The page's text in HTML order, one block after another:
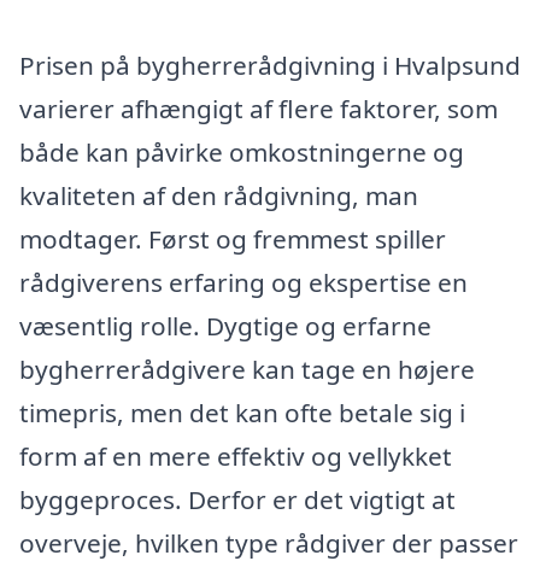
Prisen på bygherrerådgivning i Hvalpsund
varierer afhængigt af flere faktorer, som
både kan påvirke omkostningerne og
kvaliteten af den rådgivning, man
modtager. Først og fremmest spiller
rådgiverens erfaring og ekspertise en
væsentlig rolle. Dygtige og erfarne
bygherrerådgivere kan tage en højere
timepris, men det kan ofte betale sig i
form af en mere effektiv og vellykket
byggeproces. Derfor er det vigtigt at
overveje, hvilken type rådgiver der passer